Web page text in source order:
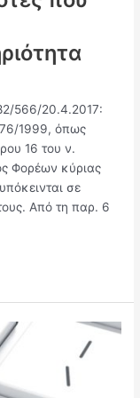
566/20.4.2017:
1999, όπως
16 του ν.
Φορέων κύριας
σε
Από τη παρ. 6